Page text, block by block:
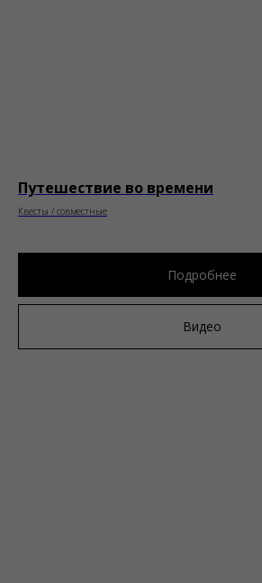
Путешествие во времени
Квесты / совместные
Подробнее
Видео